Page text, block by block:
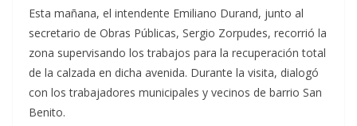
Esta mañana, el intendente Emiliano Durand, junto al
secretario de Obras Públicas, Sergio Zorpudes, recorrió la
zona supervisando los trabajos para la recuperación total
de la calzada en dicha avenida. Durante la visita, dialogó
con los trabajadores municipales y vecinos de barrio San
Benito.